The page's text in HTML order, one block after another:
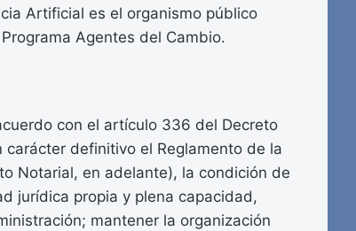
Artificial es el organismo público
Agentes del Cambio.
con el artículo 336 del Decreto
definitivo el Reglamento de la
Notarial, en adelante), la condición de
jurídica propia y plena capacidad,
mantener la organización